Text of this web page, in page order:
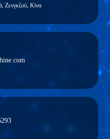
Ζενγκζού, Κίνα